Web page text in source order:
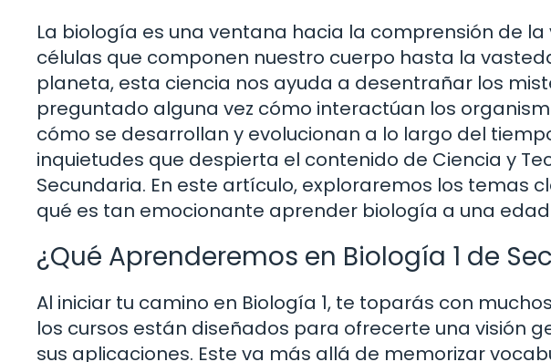
La biología es una ventana hacia la comprensión de
células que componen nuestro cuerpo hasta la
planeta, esta ciencia nos ayuda a desentrañar los
preguntado alguna vez cómo interactúan los
cómo se desarrollan y evolucionan a lo largo del
inquietudes que despierta el contenido de Ciencia y
Secundaria. En este artículo, exploraremos los temas
qué es tan emocionante aprender biología a una
¿Qué Aprenderemos en Biología 1 de
Al iniciar tu camino en Biología 1, te toparás con
los cursos están diseñados para ofrecerte una visión
sus aplicaciones. Este va más allá de memorizar